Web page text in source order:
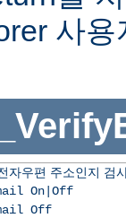
사
자우편 주소인지 검
On|Off
Off